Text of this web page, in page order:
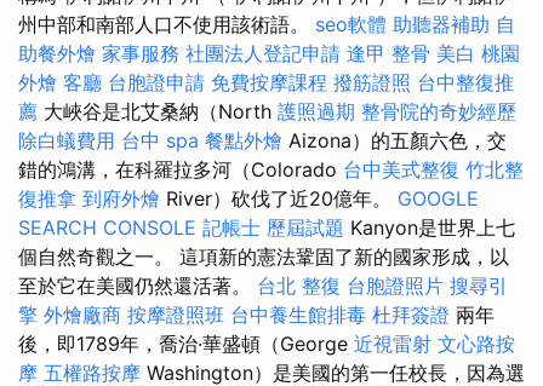
州中部和南部人口不使用該術語。 seo軟體 助聽器補助 自
助餐外燴 家事服務 社團法人登記申請 逢甲 整骨 美白 桃園
外燴 客廳 台胞證申請 免費按摩課程 撥筋證照 台中整復推
薦 大峽谷是北艾桑納（North 護照過期 整骨院的奇妙經歷
除白蟻費用 台中 spa 餐點外燴 Aizona）的五顏六色，交
錯的鴻溝，在科羅拉多河（Colorado 台中美式整復 竹北整
復推拿 到府外燴 River）砍伐了近20億年。 GOOGLE
SEARCH CONSOLE 記帳士 歷屆試題 Kanyon是世界上七
個自然奇觀之一。 這項新的憲法鞏固了新的國家形成，以
至於它在美國仍然還活著。 台北 整復 台胞證照片 搜尋引
擎 外燴廠商 按摩證照班 台中養生館排毒 杜拜簽證 兩年
後，即1789年，喬治·華盛頓（George 近視雷射 文心路按
摩 五權路按摩 Washington）是美國的第一任校長，因為選